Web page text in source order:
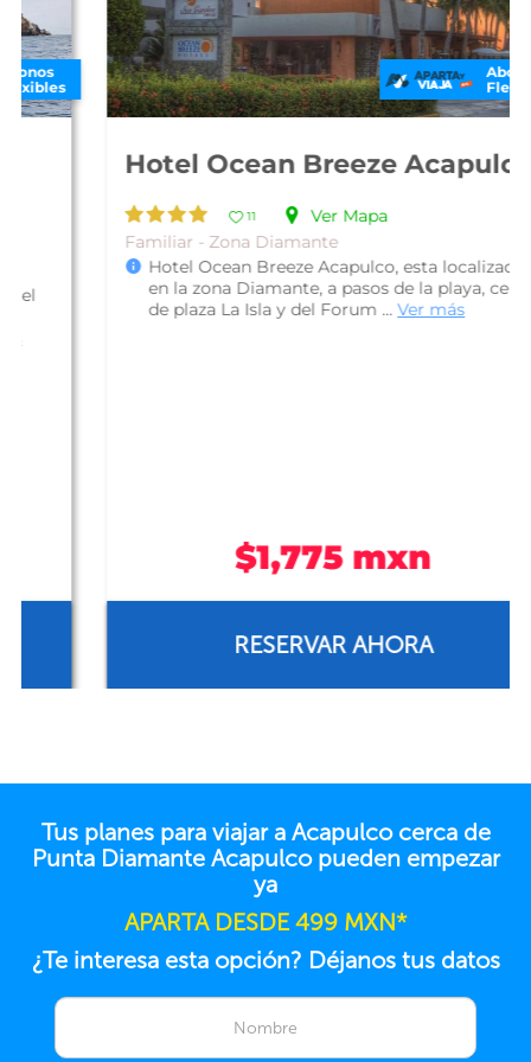
Abonos
Flexibles
Hotel Ocean Breeze Acapulco
11
Ver Mapa
Familiar - Zona Diamante
Hotel Ocean Breeze Acapulco, esta localizado
en la zona Diamante, a pasos de la playa, cerca
de plaza La Isla y del Forum ...Ver más
$1,775 mxn
RESERVAR AHORA
Tus planes para viajar a Acapulco cerca de
Punta Diamante Acapulco pueden empezar
ya
APARTA DESDE 499 MXN*
¿Te interesa esta opción? Déjanos tus datos